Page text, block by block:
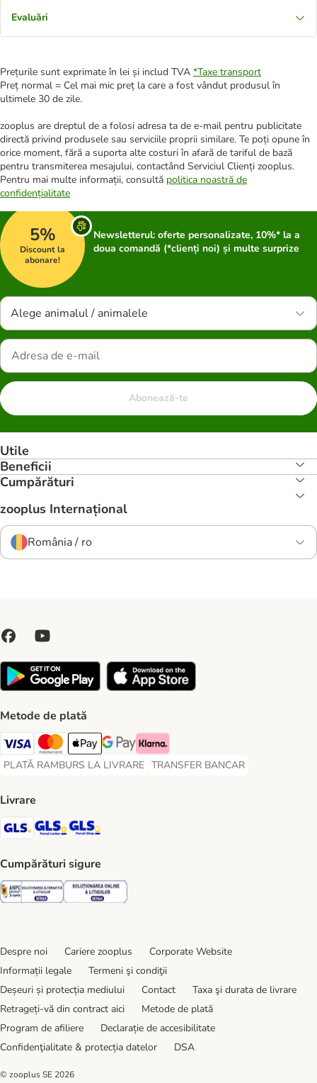
Evaluări
Prețurile sunt exprimate în lei și includ TVA *Taxe transport
Preț normal = Cel mai mic preț la care a fost vândut produsul în
ultimele 30 de zile.
zooplus are dreptul de a folosi adresa ta de e-mail pentru publicitate
directă privind produsele sau serviciile proprii similare. Te poți opune în
orice moment, fără a suporta alte costuri în afară de tariful de bază
pentru transmiterea mesajului, contactând Serviciul Clienți zooplus.
Pentru mai multe informații, consultă politica noastră de
confidențialitate
5%
Discount la
abonare!
Newsletterul: oferte personalizate, 10%* la a
doua comandă (*clienți noi) și multe surprize
Alege animalul / animalele
Abonează-te
Utile
Beneficii
Cumpărături
zooplus Internațional
România / ro
Metode de plată
Visa Payment Method
Master Card Payment Method
Apple Pay Payment Method
Google Pay Payment Method
Klarna Payment Method
PLATĂ RAMBURS LA LIVRARE
PLATĂ RAMBURS LA LIVRARE Payment Method
TRANSFER BANCAR
TRANSFER BANCAR Payment
Livrare
GLS Shipping Method
GLS Locker Shipping Method
Cumpărături sigure
Security Security
Despre noi Cariere zooplus
Corporate Website
Informații legale
Termeni şi condiţii
Deșeuri și protecția mediului
Contact
Taxa şi durata de livrare
Retrageți-vă din contract aici
Metode de plată
Program de afiliere
Declarație de accesibilitate
Confidenţialitate & protecția datelor
DSA
© zooplus SE 2026